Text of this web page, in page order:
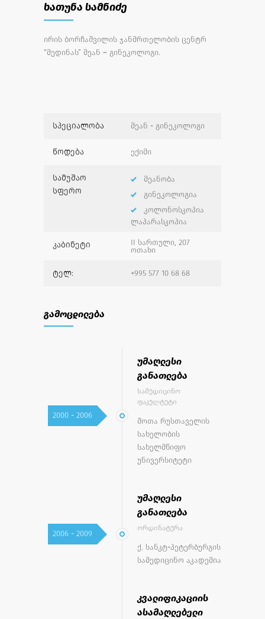
ხათუნა სამნიძე
ირის ბორჩაშვილის ჯანმრთელობის ცენტრ
“მედინას” მეან – გინეკოლოგი.
სპეციალობა მეან - გინეკოლოგი
წოდება ექიმი
სამუშაო
სფერო
მეანობა
გინეკოლოგია
კოლონოსკოპია
ლაპარასკოპია
კაბინეტი
II სართული, 207
ოთახი
ტელ: +995 577 10 68 68
გამოცდილება
2000 - 2006
უმაღლესი
განათლება
სამედიცინო
ფაკულტეტი
შოთა რუსთაველის
სახელობის
სახელმწიფო
უნივერსიტეტი
2006 - 2009
უმაღლესი
განათლება
ორდინატურა
ქ. სანკტ-პეტერბურგის
სამედიცინო აკადემია
კვალიფიკაციის
ასამაღლებელი